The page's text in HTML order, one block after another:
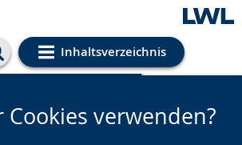
Inhaltsverzeichnis
Einstellungen
verwenden?